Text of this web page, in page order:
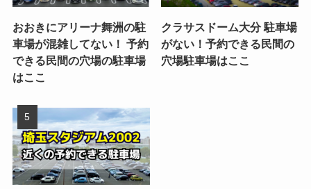
おおきにアリーナ舞洲の駐
車場が混雑してない！ 予約
できる民間の穴場の駐車場
はここ
クラサスドーム大分 駐車場
がない！予約できる民間の
穴場駐車場はここ